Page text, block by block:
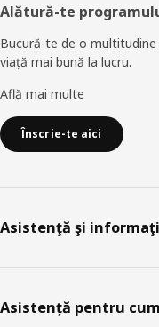
Alătură-te
Bucură-te de o
viață mai bună la lucru.
Află mai multe
Înscrie-te aici
Asistenţă şi
Asistență pentru